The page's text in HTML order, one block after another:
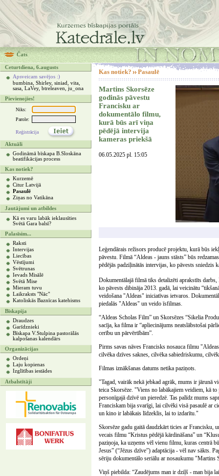
Čats
Ceturtdiena, 6.augusts
Apsveicam savējos :)
bumbina, Shirley, siniad, vita,
sasa, LaVey, btreleaven, ju_ona
Pievienojies!
Niks:
Parole:
Reģistrācija
Aktuāli
Godināmā bīskapa B.Sloskāna
beatifikācijas process
Kas notiek?
Kurzemē
Citur Latvijā
Pasaulē
Ziņas no Vatikāna
Jautājumi un atbildes
Kā es varu labāk ieklausīties
Svētā Gara balsī?
Palasīsim...
Raksti
Intervijas
Liecības
Vēstījumi
Svētrunas
Ievads Misālē
Svētā Mise
Mieram tuvu
Laikraksts "Nāc"
Katoliskās Baznīcas katehisms
Bīskapija
Draudzes
Garīdznieki
Bīskapa V.Stulpina pastorālās
kalpošanas kalendārs
Organizācijas
Ordeņi
Laju kopienas
Izglītības iestādes
Atbalstītāji
Kas notiek? Pasaulē
Martins Skorsēze
godinās pāvestu
Francisku ar
dokumentālo filmu,
kurā būs arī viņa
pēdējā intervija
kameras priekšā
06.05.2025 pl. 15:05
Leģendārais režisors producē projektu, kurā būs
pāvestu. Filmā “Aldeas - jauns stāsts” būs
pēdējās padziļinātās intervijas, ko pāvests sniedzis
Dokumentālajā filmā tiks detalizēti aprakstīts
ko pāvests dibināja 2013. gadā, lai veicinātu
veidošana "Aldeas" iniciatīvas ietvaros.
piedalās "Aldeas" un veido īsfilmas.
“Aldeas Scholas Film” un Skorsēzes “Sikelia
sacīja, ka filma ir “apliecinājums neatslābstošai
cerību un pārvērtībām”.
Pirms savas nāves Francisks nosauca filmu
cilvēka dzīves saknes, cilvēka sabiedriskumu,
Filmas iznākšanas datums netika paziņots.
"Tagad, vairāk nekā jebkad agrāk, mums ir jārunā
teica Skorsēze. "Viens no labākajiem veidiem, kā
personīgajā dzīvē un pieredzē. Tas palīdz mums
Franciskam bija svarīgi, lai cilvēki visā pasaulē ar
un kino ir labākais līdzeklis, lai to izdarītu."
Skorsēze gadu gaitā daudzkārt ticies ar Francisku,
vecais filmu “Kristus pēdējā kārdināšana” un
paziņoja, ka uzņems vēl vienu filmu, kuras centrā
Jesus” (“Jēzus dzīve”) adaptācija - vēl nav sākts.
sēriju dokumentālo seriālu ar nosaukumu "Martins
Viņš piebilda: “Zaudējums man ir dziļš - man bija